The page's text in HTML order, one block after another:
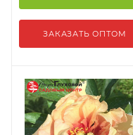
ЗАКАЗАТЬ ОПТОМ